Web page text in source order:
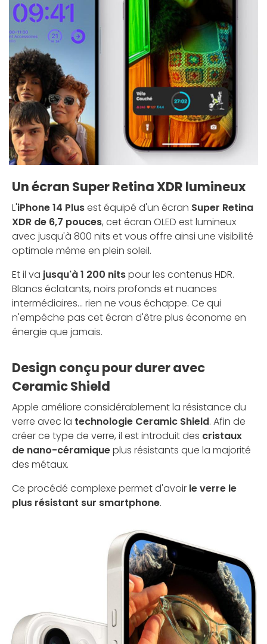
Un écran Super Retina XDR lumineux
L'iPhone 14 Plusest équipé d'un écran Super Retina
XDR de 6,7 pouces, cet écran OLED est lumineux
avec jusqu'à 800 nits et vous offre ainsi une visibilité
optimale même en plein soleil.
Et il va jusqu'à 1 200 nitspour les contenus HDR.
Blancs éclatants, noirs profonds et nuances
intermédiaires... rien ne vous échappe. Ce qui
n'empêche pas cet écran d'être plus économe en
énergie que jamais.
Design conçu pour durer avec
Ceramic Shield
Apple améliore considérablement la résistance du
verre avec la technologie Ceramic Shield. Afin de
créer ce type de verre, il est introduit des cristaux
de nano-céramiqueplus résistants que la majorité
des métaux.
Ce procédé complexe permet d'avoir le verre le
plus résistant sur smartphone.